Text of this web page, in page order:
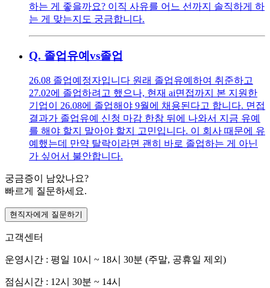
하는 게 좋을까요? 이직 사유를 어느 선까지 솔직하게 하
는 게 맞는지도 궁금합니다.
Q. 졸업유예vs졸업
26.08 졸업예정자입니다 원래 졸업유예하여 취준하고
27.02에 졸업하려고 했으나, 현재 ai면접까지 본 지원한
기업이 26.08에 졸업해야 9월에 채용된다고 합니다. 면접
결과가 졸업유예 신청 마감 한참 뒤에 나와서 지금 유예
를 해야 할지 말아야 할지 고민입니다. 이 회사 때문에 유
예했는데 만약 탈락이라면 괜히 바로 졸업하는 게 아닌
가 싶어서 불안합니다.
궁금증이 남았나요?
빠르게 질문하세요.
현직자에게 질문하기
고객센터
운영시간 : 평일 10시 ~ 18시 30분 (주말, 공휴일 제외)
점심시간 : 12시 30분 ~ 14시